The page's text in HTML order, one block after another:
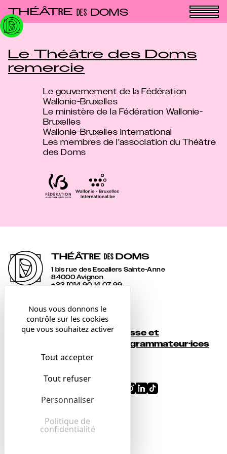
THÉÂTRE DES DOMS
Le Théâtre des Doms
remercie
Le gouvernement de la Fédération
Wallonie-Bruxelles
Le ministère de la Fédération Wallonie-
Bruxelles
Wallonie-Bruxelles international
Les membres de l’association du Théâtre
des Doms
THÉÂTRE DES DOMS
1 bis rue des Escaliers Sainte-Anne
84000 Avignon
+33 [0]4 90 14 07 99
Contact
Billetterie
Presse et
programmateur·ices
Mentions légales
Panneau de gestion des cookies
Nous vous donnons le
contrôle sur les cookies
que vous souhaitez activer
Tout accepter
Tout refuser
Personnaliser
Politique de
confidentialité